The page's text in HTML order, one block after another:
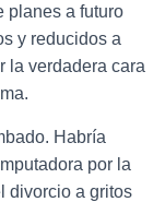
planes a futuro
y reducidos a
la verdadera cara
Habría
por la
divorcio a gritos